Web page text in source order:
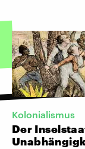
Kolonialismus
Der